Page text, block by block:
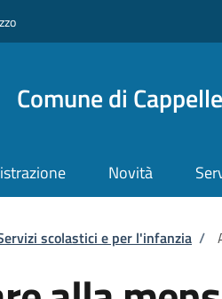
Comune di
Novità
di pane
scolastici e per l'infanzia /